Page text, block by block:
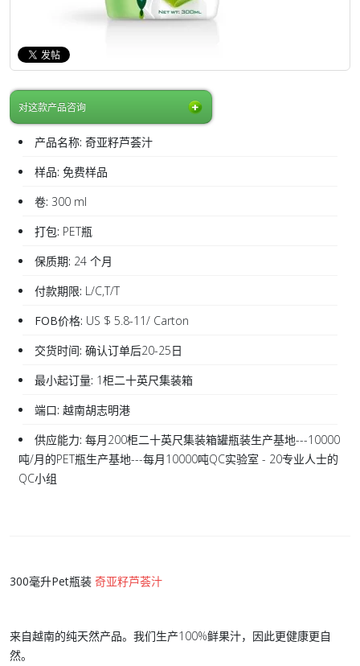
对这款产品咨询
产品名称: 奇亚籽芦荟汁
样品: 免费样品
卷: 300 ml
打包: PET瓶
保质期: 24 个月
付款期限: L/C,T/T
FOB价格: US $ 5.8-11/ Carton
交货时间: 确认订单后20-25日
最小起订量: 1柜二十英尺集装箱
端口: 越南胡志明港
供应能力: 每月200柜二十英尺集装箱罐瓶装生产基地---10000
吨/月的PET瓶生产基地---每月10000吨QC实验室 - 20专业人士的
QC小组
300毫升Pet瓶装 奇亚籽芦荟汁
来自越南的纯天然产品。我们生产100%鲜果汁，因此更健康更自
然。